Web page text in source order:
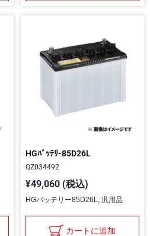
HGﾊﾞｯﾃﾘ-85D26L
QZ034492
¥49,060 (税込)
HGバッテリー85D26L, 汎用品
カートに追加